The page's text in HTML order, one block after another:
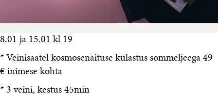
8.01 ja 15.01 kl 19
* Veinisaatel kosmosenäituse külastus sommeljeega 49
€ inimese kohta
* 3 veini, kestus 45min